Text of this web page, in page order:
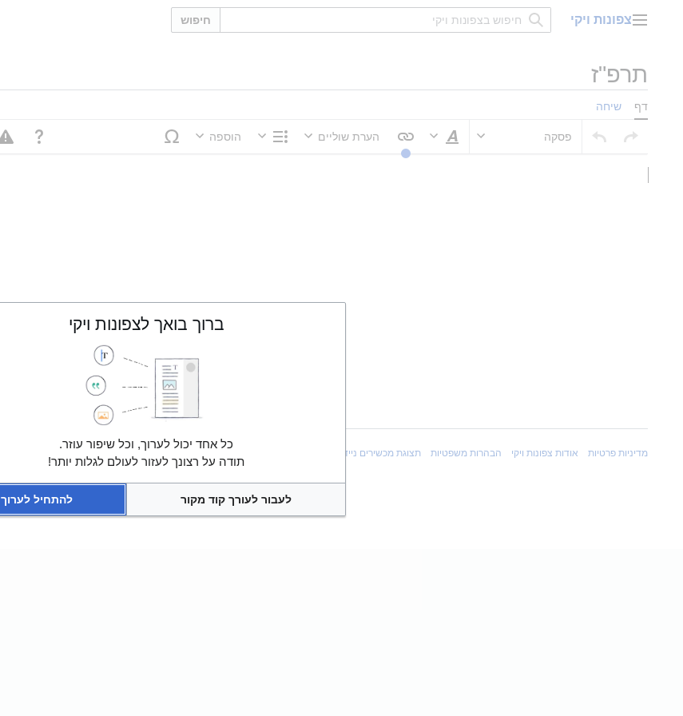
תפריט ראשיצפונות ויקי חיפוש
תרפ"ז
דף שיחה
פסקה
סגנוּן טקסט
הערת שוליים
הוספה
מדיניות פרטיות אודות צפונות ויקי הבהרות משפטיות תצוגת מכשירים ניידים
ברוך בואך לצפונות ויקי
כל אחד יכול לערוך, וכל שיפור עוזר.
תודה על רצונך לעזור לעולם לגלות יותר!
לעבור לעורך קוד מקור להתחיל לערוך